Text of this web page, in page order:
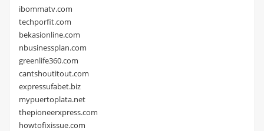
ibommatv.com
techporfit.com
bekasionline.com
nbusinessplan.com
greenlife360.com
cantshoutitout.com
expressufabet.biz
mypuertoplata.net
thepioneerxpress.com
howtofixissue.com